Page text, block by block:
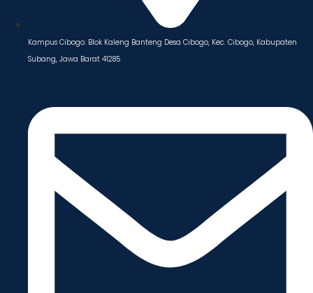
Kampus Cibogo: Blok Kaleng Banteng Desa Cibogo, Kec. Cibogo, Kabupaten
Subang, Jawa Barat 41285